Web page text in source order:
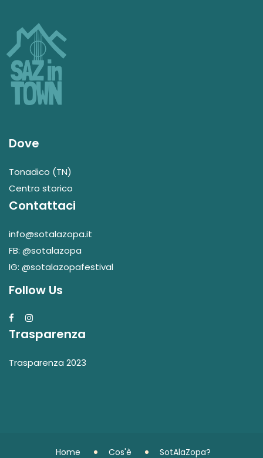
Dove
Tonadico (TN)
Centro storico
Contattaci
info@sotalazopa.it
FB: @sotalazopa
IG: @sotalazopafestival
Follow Us
Trasparenza
Trasparenza 2023
Home Cos'è SotAlaZopa?